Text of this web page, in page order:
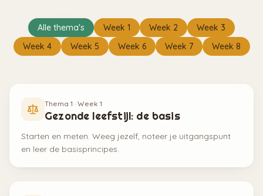
Alle thema's Week 1 Week 2 Week 3
Week 4 Week 5 Week 6 Week 7 Week 8
Thema 1 · Week 1
Gezonde leefstijl: de basis
Starten en meten. Weeg jezelf, noteer je uitgangspunt
en leer de basisprincipes.